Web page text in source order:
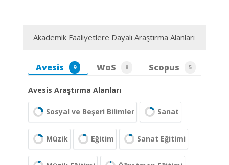
Akademik Faaliyetlere Dayalı Araştırma Alanları
Avesis 9 WoS 8 Scopus 5
Avesis Araştırma Alanları
Sosyal ve Beşeri Bilimler Sanat
Müzik Eğitim Sanat Eğitimi